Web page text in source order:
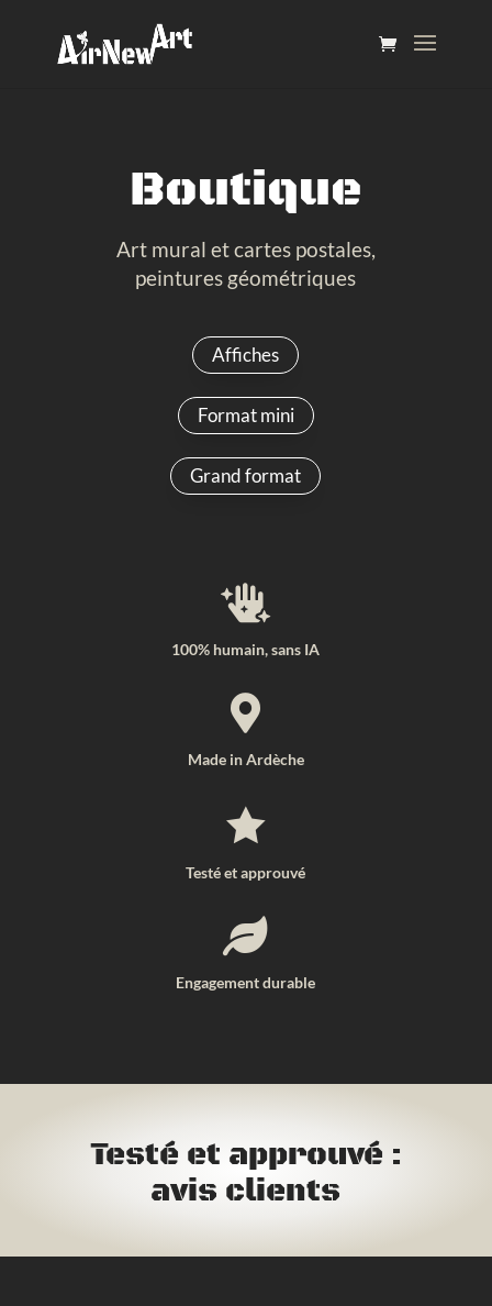
Boutique
Art mural et cartes postales,
peintures géométriques
Affiches
Format mini
Grand format

100% humain, sans IA

Made in Ardèche

Testé et approuvé

Engagement durable
Testé et approuvé :
avis clients